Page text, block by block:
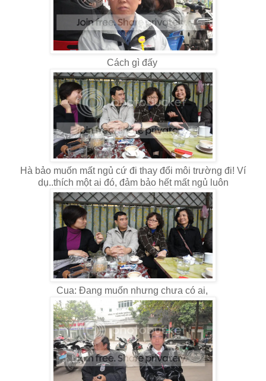
Cách gì đấy
Hà bảo muốn mất ngủ cứ đi thay đổi môi trường đi! Ví
dụ..thích một ai đó, đảm bảo hết mất ngủ luôn
Cua: Đang muốn nhưng chưa có ai,